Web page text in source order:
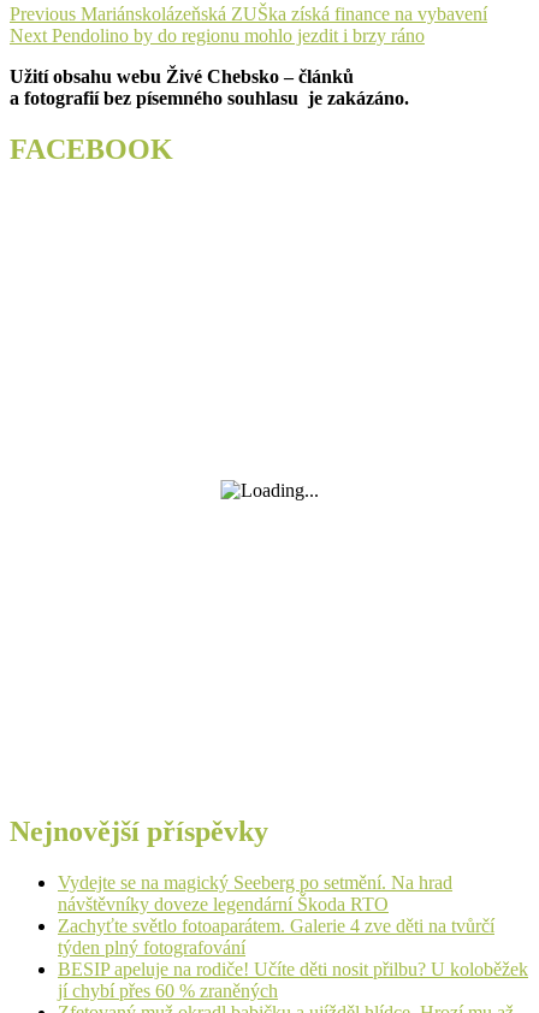
Navigace
pro
příspěvek
Previous Previous
post:
Mariánskolázeňská ZUŠka získá finance na vybavení
Next Next
Pendolino by do regionu mohlo jezdit i brzy ráno
Užití obsahu webu Živé Chebsko – článků
a fotografií bez písemného souhlasu je zakázáno.
FACEBOOK
Nejnovější příspěvky
Vydejte se na magický Seeberg po setmění. Na hrad
návštěvníky doveze legendární Škoda RTO
Zachyťte světlo fotoaparátem. Galerie 4 zve děti na tvůrčí
týden plný fotografování
BESIP apeluje na rodiče! Učíte děti nosit přilbu? U koloběžek
jí chybí přes 60 % zraněných